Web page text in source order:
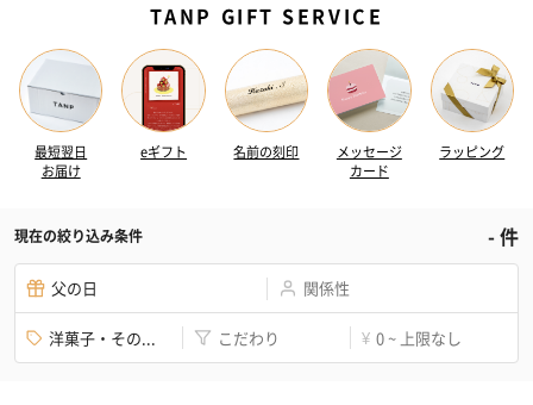
TANP GIFT SERVICE
最短翌日
お届け
eギフト 名前の刻印
メッセージ
カード
ラッピング
現在の絞り込み条件 -件
父の日 関係性
洋菓子・その... こだわり ¥ 0 ~ 上限なし